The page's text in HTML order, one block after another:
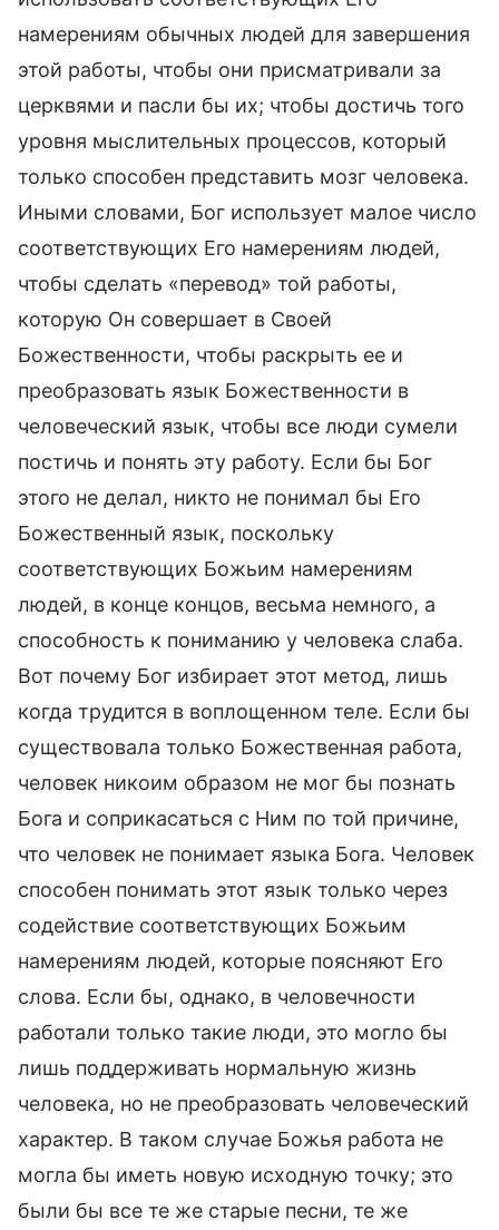
намерениям обычных людей для завершения
этой работы, чтобы они присматривали за
церквями и пасли бы их; чтобы достичь того
уровня мыслительных процессов, который
только способен представить мозг человека.
Иными словами, Бог использует малое число
соответствующих Его намерениям людей,
чтобы сделать «перевод» той работы,
которую Он совершает в Своей
Божественности, чтобы раскрыть ее и
преобразовать язык Божественности в
человеческий язык, чтобы все люди сумели
постичь и понять эту работу. Если бы Бог
этого не делал, никто не понимал бы Его
Божественный язык, поскольку
соответствующих Божьим намерениям
людей, в конце концов, весьма немного, а
способность к пониманию у человека слаба.
Вот почему Бог избирает этот метод, лишь
когда трудится в воплощенном теле. Если бы
существовала только Божественная работа,
человек никоим образом не мог бы познать
Бога и соприкасаться с Ним по той причине,
что человек не понимает языка Бога. Человек
способен понимать этот язык только через
содействие соответствующих Божьим
намерениям людей, которые поясняют Его
слова. Если бы, однако, в человечности
работали только такие люди, это могло бы
лишь поддерживать нормальную жизнь
человека, но не преобразовать человеческий
характер. В таком случае Божья работа не
могла бы иметь новую исходную точку; это
были бы все те же старые песни, те же